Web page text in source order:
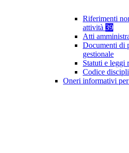
Riferimenti
attività 39
Atti
Documenti di
gestionale
Statuti e leggi
Codice
Oneri informativi